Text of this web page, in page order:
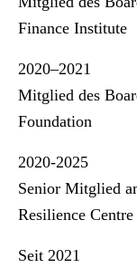
Finance Institute
2020–2021
Mitglied des
Foundation
2020-2025
Senior Mitglied
Resilience Centre
Seit 2021